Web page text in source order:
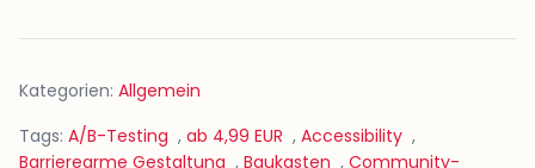
Kategorien: Allgemein
Tags: A/B-Testing , ab 4,99 EUR , Accessibility ,
Barrierearme Gestaltung , Baukasten , Community-